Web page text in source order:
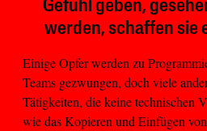
Gefühl geben,
werden, schaffen sie
Einige Opfer werden zu
Teams gezwungen, doch viele
Tätigkeiten, die keine technischen
wie das Kopieren und Einfügen